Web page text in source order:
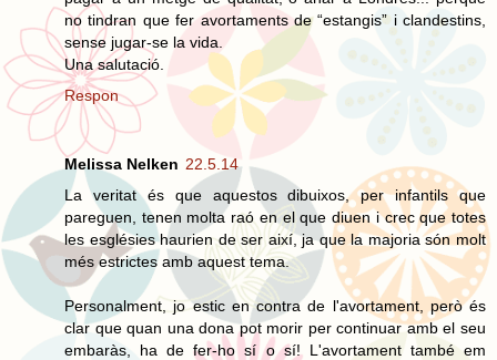
no tindran que fer avortaments de “estangis” i clandestins,
sense jugar-se la vida.
Una salutació.
Respon
Melissa Nelken 22.5.14
La veritat és que aquestos dibuixos, per infantils que
pareguen, tenen molta raó en el que diuen i crec que totes
les esglésies haurien de ser així, ja que la majoria són molt
més estrictes amb aquest tema.
Personalment, jo estic en contra de l'avortament, però és
clar que quan una dona pot morir per continuar amb el seu
embaràs, ha de fer-ho sí o sí! L'avortament també em